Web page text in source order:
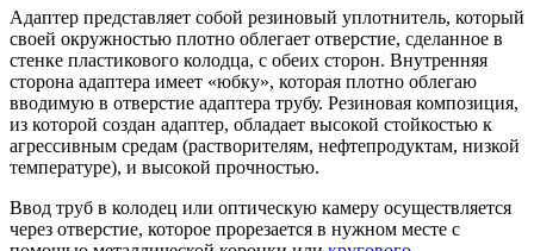
Адаптер представляет собой резиновый уплотнитель, который
своей окружностью плотно облегает отверстие, сделанное в
стенке пластикового колодца, с обеих сторон. Внутренняя
сторона адаптера имеет «юбку», которая плотно облегаю
вводимую в отверстие адаптера трубу. Резиновая композиция,
из которой создан адаптер, обладает высокой стойкостью к
агрессивным средам (растворителям, нефтепродуктам, низкой
температуре), и высокой прочностью.
Ввод труб в колодец или оптическую камеру осуществляется
через отверстие, которое прорезается в нужном месте с